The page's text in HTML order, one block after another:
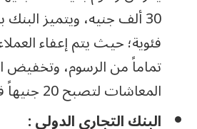
30 ألف جنيه، ويتميز
فئوية؛ حيث يتم إعفاء
تماماً من الرسوم، وتخفيض
المعاشات لتصبح 20 جنيهاً فقط.
البنك التجاري الدولي: